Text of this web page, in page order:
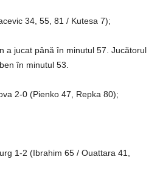
34, 55, 81 / Kutesa 7);
a jucat până în minutul 57. Jucătorul
în minutul 53.
2-0 (Pienko 47, Repka 80);
1-2 (Ibrahim 65 / Ouattara 41,